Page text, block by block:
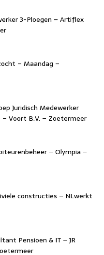
3-Ploegen – Artiflex
– Maandag –
Juridisch Medewerker
– Voort B.V. – Zoetermeer
– Olympia –
constructies – NLwerkt
Pensioen & IT – JR